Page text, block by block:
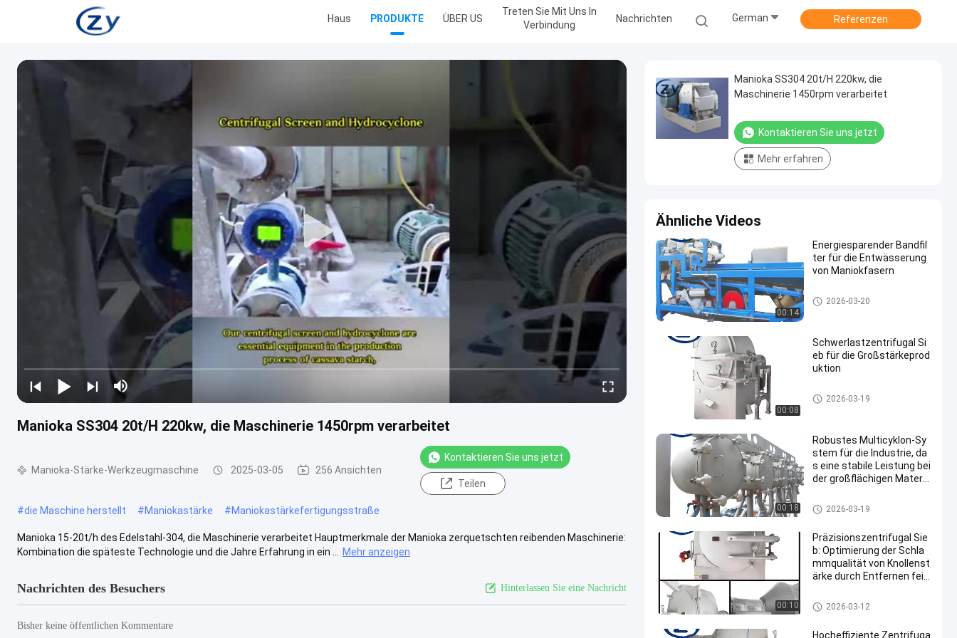
Haus PRODUKTE ÜBER US
Treten Sie Mit Uns In
Verbindung
Nachrichten German Referenzen
Manioka SS304 20t/H 220kw, die Maschinerie 1450rpm verarbeitet
Manioka-Stärke-Werkzeugmaschine 2025-03-05 256 Ansichten
Kontaktieren Sie uns jetzt
Teilen
#die Maschine herstellt #Maniokastärke #Maniokastärkefertigungsstraße
Manioka 15-20t/h des Edelstahl-304, die Maschinerie verarbeitet Hauptmerkmale der Manioka zerquetschten reibenden Maschinerie:
Kombination die späteste Technologie und die Jahre Erfahrung in ein ...
Mehr anzeigen
Nachrichten des Besuchers Hinterlassen Sie eine Nachricht
Bisher keine öffentlichen Kommentare
Manioka SS304 20t/H 220kw, die
Maschinerie 1450rpm verarbeitet
Kontaktieren Sie uns jetzt
Mehr erfahren
Ähnliche Videos
00:14
Energiesparender Bandfil
ter für die Entwässerung
von Maniokfasern
Manioka-Stärke-Werkzeugmas
chine
2026-03-20
00:08
Schwerlastzentrifugal Si
eb für die Großstärkeprod
uktion
Manioka-Stärke-Werkzeugmas
chine
2026-03-19
00:18
Robustes Multicyklon-Sy
stem für die Industrie, da
s eine stabile Leistung bei
der großflächigen Materia
t
Manioka-Stärke-Werkzeugmas
chine
2026-03-19
00:10
Präzisionszentrifugal Sie
b: Optimierung der Schla
mmqualität von Knollenst
ärke durch Entfernen fein
dukte
Manioka-Stärke-Werkzeugmas
chine
2026-03-12
Hocheffiziente Zentrifuga